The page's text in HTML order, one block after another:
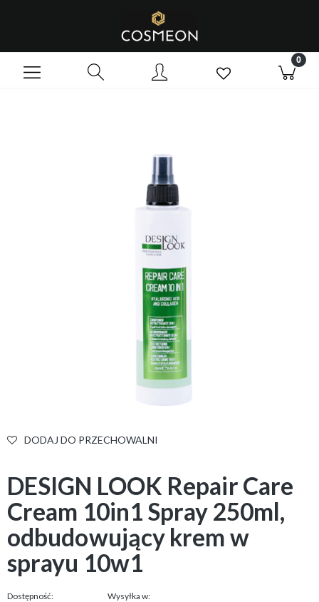
DODAJ DO PRZECHOWALNI
DESIGN LOOK Repair Care
Cream 10in1 Spray 250ml,
odbudowujący krem w
sprayu 10w1
Dostępność:
Wysyłka w: